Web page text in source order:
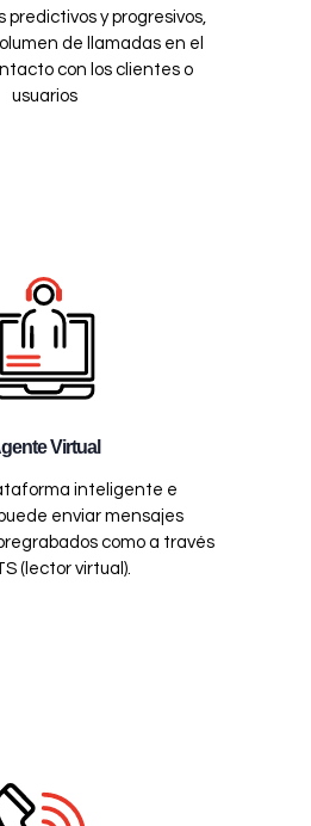
y progresivos,
de llamadas en el
con los clientes o
usuarios
Virtual
inteligente e
enviar mensajes
como a través
(lector virtual).